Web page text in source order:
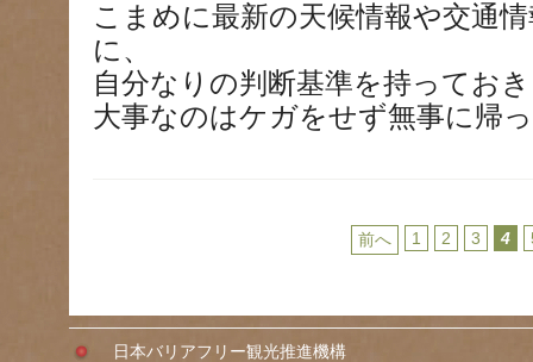
こまめに最新の天候情報や交通
に、
自分なりの判断基準を持ってお
大事なのはケガをせず無事に帰
前へ 1 2 3 4
日本バリアフリー観光推進機構